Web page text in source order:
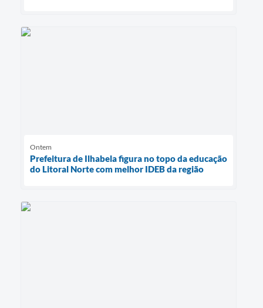
Ontem
Prefeitura de Ilhabela figura no topo da educação
do Litoral Norte com melhor IDEB da região